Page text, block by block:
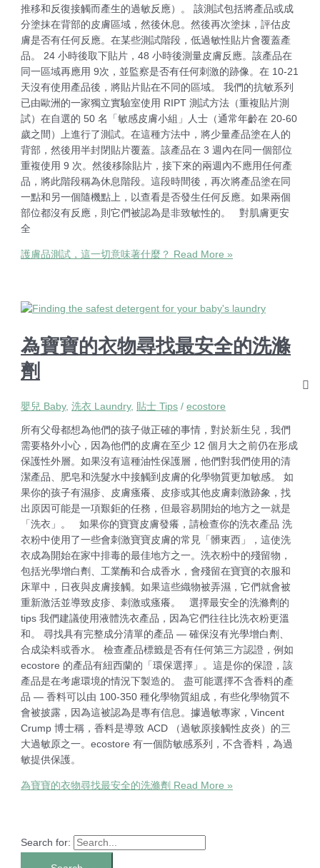
推移和反復接觸而產生的過敏反應）。 該測試包括將產品或成
分塗抹在背部的皮膚區域，然後休息。然後再次塗抹，評估皮
膚是否有任何反應。在某些測試階段，低過敏性貼片會覆蓋產
品。 24 小時後取下貼片，48 小時後測量皮膚反應。該產品在
同一區域再應用 9次，並監察是否有任何刺激的跡像。在 10-21
天沒有使用產品後，將貼片貼在不同的區域。 我們的抗敏系列
已由歐洲的一家獨立實驗室使用 RIPT 測試方法（重複貼片測
試）在自選的 50 名「敏感皮膚小組」人士（通常年齡在 20-60
歲之間）上進行了測試。在這種方法中，將少量產品塗在人的
背部，然後用半封閉貼片覆蓋。該產品在 3 週內在同一個部位
重複使用 9 次。然後移除貼片，接下來的兩週內不應用任何產
品，將此階段稱為休息階段。這段時間後，再次將產品塗在同
一點和另一個隨機點上，以查看是否發生任何反應。如果兩個
部位都沒有反應，則它們被認為是非致敏性的。 對肌膚更安
全
護膚品測試，這一切意味著什麼？ Read More »
為寶寶的衣物尋找最安全的洗滌
劑
嬰兒 Baby,洗衣 Laundry, 貼士 Tips /ecostore
所有父母都想為他們的孩子做正確的事情，對於新生兒，我們
需要格外小心，因為他們的皮膚在至少 12 個月大之前仍在形成
保護性外層。如果沒有這種油性保護層，他們對我們使用的清
潔產品、肥皂和洗髮水中接觸到皮膚的化學物質更加敏感。 如
果你的孩子有濕疹、皮膚瘙癢、皮疹或其他皮膚刺激跡象，找
出原因可能是一項艱鉅的任務，但最容易開始的地方之一就是
「洗衣」。 如果你的寶寶皮膚發癢，請檢查你的洗衣產品 洗
衣粉中使用了一些會刺激寶寶皮膚的常見「髒東西」，這使洗
衣成為開始在家中排毒的最佳地方之一。洗衣粉中的殘留物，
包括光學增白劑、工業酶和合成香水，會殘留在寶寶的衣服和
床單中，日夜與皮膚接觸。如果這些織物被弄濕，它們就會被
重新激活並導致皮疹、刺激或瘙癢。 選擇最安全的洗滌劑的
tips 我們建議使用液體洗衣產品，因為它們往往比洗衣粉更溫
和。 尋找具有完整成分清單的產品 — 確保沒有光學增白劑、
合成染料或香水。 檢查產品標籤是否有任何第三方認證，例如
ecostore 的產品有紐西蘭的「環保選擇」。這是你的保證，該
產品是在考慮環境的情況下製造的。 盡可能選擇不含香料的產
品 — 香料可以由 100-350 種化學物質組成，有些化學物質不
會被披露，因為這被認為是專有信息。據過敏專家，Vincent
Crump 博士稱，香料是導致 ACD （過敏原接觸性皮炎）的三
大過敏原之一。ecostore 有一個防敏感系列，不含香料，為過
敏提供保護。
為寶寶的衣物尋找最安全的洗滌劑 Read More »
Search for: